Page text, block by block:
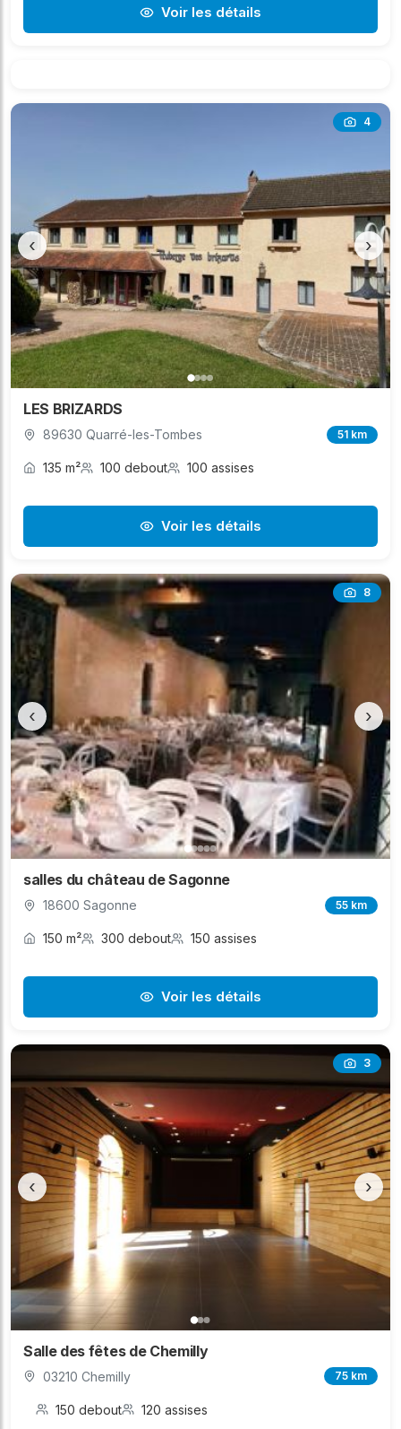
Voir les détails
4
‹ ›
LES BRIZARDS
89630 Quarré-les-Tombes 51 km
135 m² 100 debout 100 assises
Voir les détails
8
‹ ›
salles du château de Sagonne
18600 Sagonne 55 km
150 m² 300 debout 150 assises
Voir les détails
3
‹ ›
Salle des fêtes de Chemilly
03210 Chemilly 75 km
150 debout 120 assises